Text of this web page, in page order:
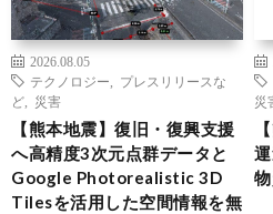
2026.08.05
テクノロジー
プレスリリースな
ど
災害
【熊本地震】復旧・復興支援
へ高精度3次元点群データと
Google Photorealistic 3D
Tilesを活用した空間情報を無
災